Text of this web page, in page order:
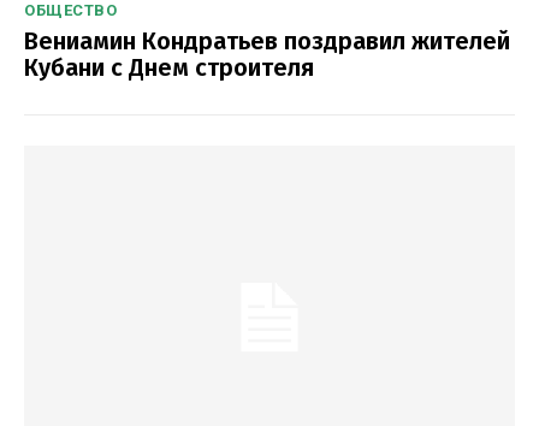
ОБЩЕСТВО
Вениамин Кондратьев поздравил жителей
Кубани с Днем строителя